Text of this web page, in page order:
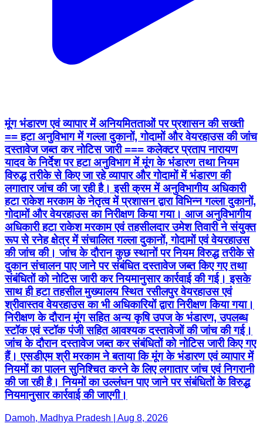
मूंग भंडारण एवं व्यापार में अनियमितताओं पर प्रशासन की सख्ती
== हटा अनुविभाग में गल्ला दुकानों, गोदामों और वेयरहाउस की जांच
लगातार जांच की जा रही है। इसी क्रम में अनुविभागीय अधिकारी
हटा राकेश मरकाम के नेतृत्व में प्रशासन द्वारा विभिन्न गल्ला दुकानों,
गोदामों और वेयरहाउस का निरीक्षण किया गया। आज अनुविभागीय
अधिकारी हटा राकेश मरकाम एवं तहसीलदार उमेश तिवारी ने संयुक्त
रूप से रनेह क्षेत्र में संचालित गल्ला दुकानों, गोदामों एवं वेयरहाउस
की जांच की। जांच के दौरान कुछ स्थानों पर नियम विरुद्ध तरीके से
दुकान संचालन पाए जाने पर संबंधित दस्तावेज जब्त किए गए तथा
संबंधितों को नोटिस जारी कर नियमानुसार कार्रवाई की गई। इसके
साथ ही हटा तहसील मुख्यालय स्थित रसीलपुर वेयरहाउस एवं
श्रीवास्तव वेयरहाउस का भी अधिकारियों द्वारा निरीक्षण किया गया।
निरीक्षण के दौरान मूंग सहित अन्य कृषि उपज के भंडारण, उपलब्ध
स्टॉक एवं स्टॉक पंजी सहित आवश्यक दस्तावेजों की जांच की गई।
जांच के दौरान दस्तावेज जब्त कर संबंधितों को नोटिस जारी किए गए
हैं। एसडीएम श्री मरकाम ने बताया कि मूंग के भंडारण एवं व्यापार में
नियमों का पालन सुनिश्चित करने के लिए लगातार जांच एवं निगरानी
की जा रही है। नियमों का उल्लंघन पाए जाने पर संबंधितों के विरुद्ध
नियमानुसार कार्रवाई की जाएगी।
Damoh, Madhya Pradesh | Aug 8, 2026